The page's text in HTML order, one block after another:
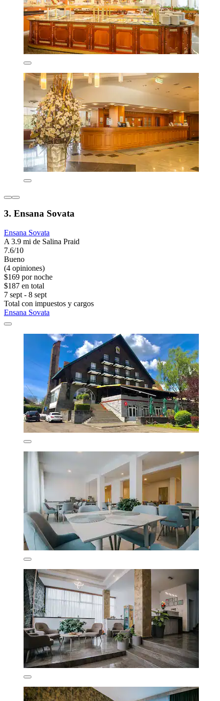
3. Ensana Sovata
Ensana Sovata
A 3.9 mi de Salina Praid
7.6/10
Bueno
(4 opiniones)
$169 por noche
$187 en total
7 sept - 8 sept
Total con impuestos y cargos
Ensana Sovata